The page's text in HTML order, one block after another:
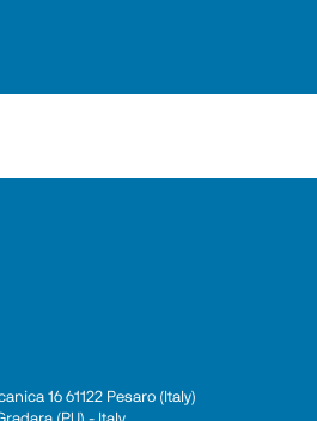
16 61122 Pesaro (Italy)